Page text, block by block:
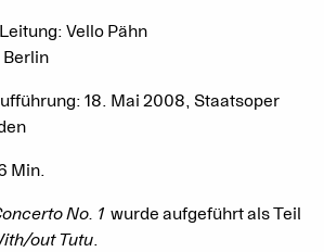
Vello Pähn
18. Mai 2008, Staatsoper
Min.
No. 1 wurde aufgeführt als Teil
out Tutu.